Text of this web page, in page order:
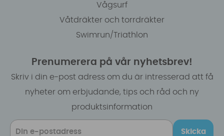
Vågsurf
Våtdräkter och torrdräkter
Swimrun/Triathlon
Prenumerera på vår nyhetsbrev!
Skriv i din e-post adress om du är intresserad att få
nyheter om erbjudande, tips och råd och ny
produktsinformation
Skicka